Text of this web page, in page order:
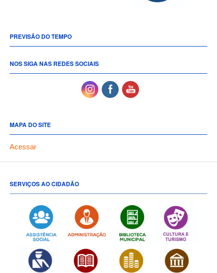
PREVISÃO DO TEMPO
NOS SIGA NAS REDES SOCIAIS
MAPA DO SITE
Acessar
SERVIÇOS AO CIDADÃO